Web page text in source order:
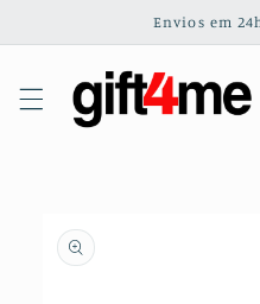
conteúdo
Envios em
informação
do produto